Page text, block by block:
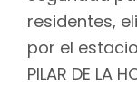
residentes,
por el
PILAR DE LA